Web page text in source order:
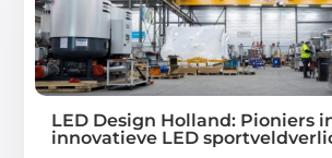
LED Design Holland: Pioniers
innovatieve LED